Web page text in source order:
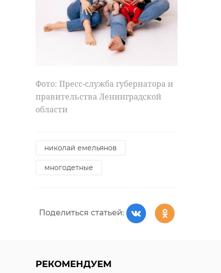
Фото: Пресс-служба губернатора и
правительства Ленинградской
области
николай емельянов
многодетные
Поделиться статьей:
РЕКОМЕНДУЕМ